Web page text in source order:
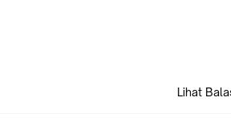
Lihat